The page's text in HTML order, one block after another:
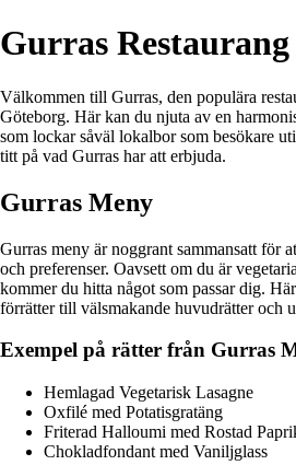
Gurras
Välkommen till Gurras, den populära
Göteborg. Här kan du njuta av en
som lockar såväl lokalbor som besökare
titt på vad Gurras har att erbjuda.
Gurras Meny
Gurras meny är noggrant sammansatt för
och preferenser. Oavsett om du är
kommer du hitta något som passar dig.
förrätter till välsmakande huvudrätter och
Exempel på rätter från Gurras
Hemlagad Vegetarisk Lasagne
Oxfilé med Potatisgratäng
Friterad Halloumi med Rostad
Chokladfondant med Vaniljglass